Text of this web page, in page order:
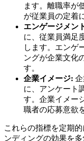
ます。離職率が
が従業員の定着
エンゲージメン
に、従業員満足
します。エンゲ
ングが企業文化
す。
企業イメージ:
に、アンケート
す。企業イメー
職者の応募意欲
これらの指標を定期
ンディングの効果を